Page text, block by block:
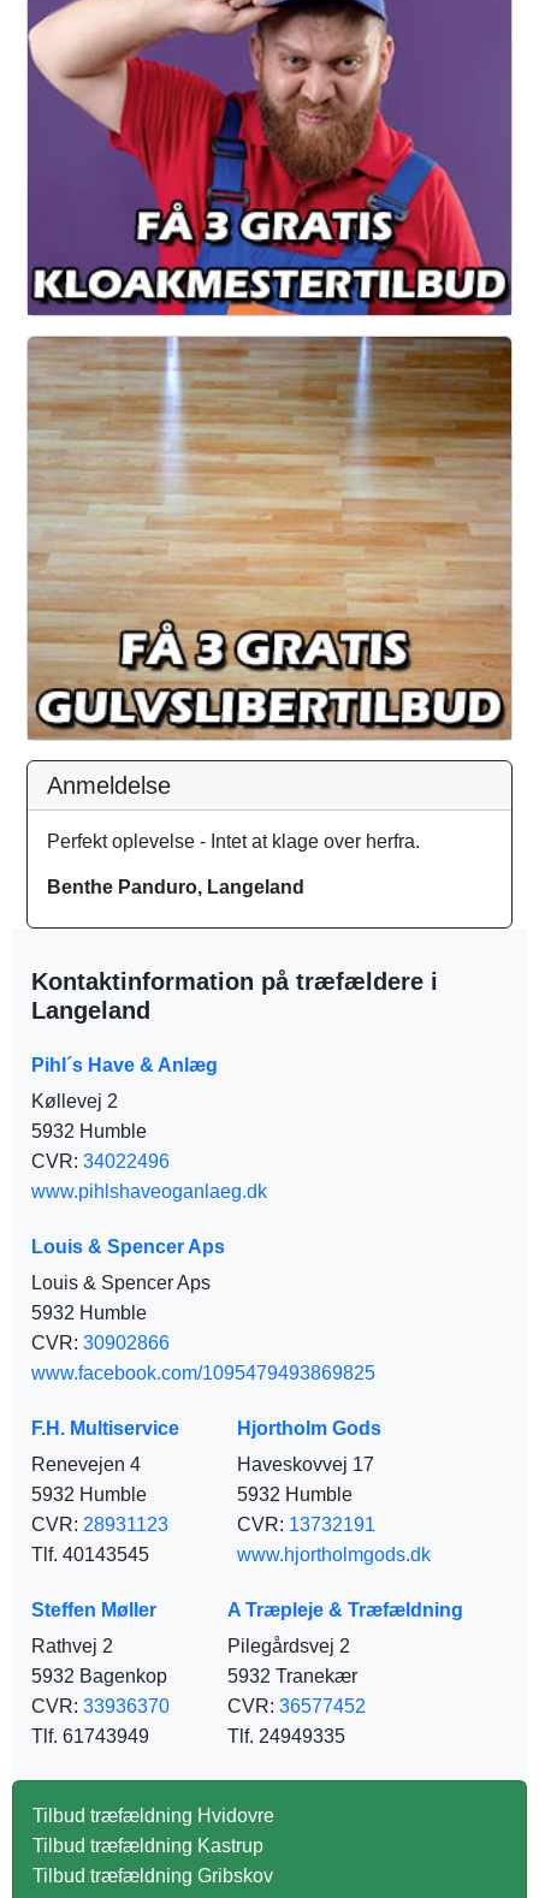
Anmeldelse
Perfekt oplevelse - Intet at klage over herfra.
Benthe Panduro, Langeland
Kontaktinformation på træfældere i
Langeland
Pihl´s Have & Anlæg
Køllevej 2
5932 Humble
CVR: 34022496
www.pihlshaveoganlaeg.dk
Louis & Spencer Aps
Louis & Spencer Aps
5932 Humble
CVR: 30902866
www.facebook.com/1095479493869825
F.H. Multiservice
Renevejen 4
5932 Humble
CVR: 28931123
Tlf. 40143545
Hjortholm Gods
Haveskovvej 17
5932 Humble
CVR: 13732191
www.hjortholmgods.dk
Steffen Møller
Rathvej 2
5932 Bagenkop
CVR: 33936370
Tlf. 61743949
A Træpleje & Træfældning
Pilegårdsvej 2
5932 Tranekær
CVR: 36577452
Tlf. 24949335
Tilbud træfældning Hvidovre
Tilbud træfældning Kastrup
Tilbud træfældning Gribskov